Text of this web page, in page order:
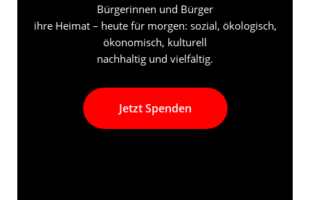
Bürgerinnen und Bürger
ihre Heimat – heute für morgen: sozial, ökologisch,
ökonomisch, kulturell
nachhaltig und vielfältig.
Jetzt Spenden